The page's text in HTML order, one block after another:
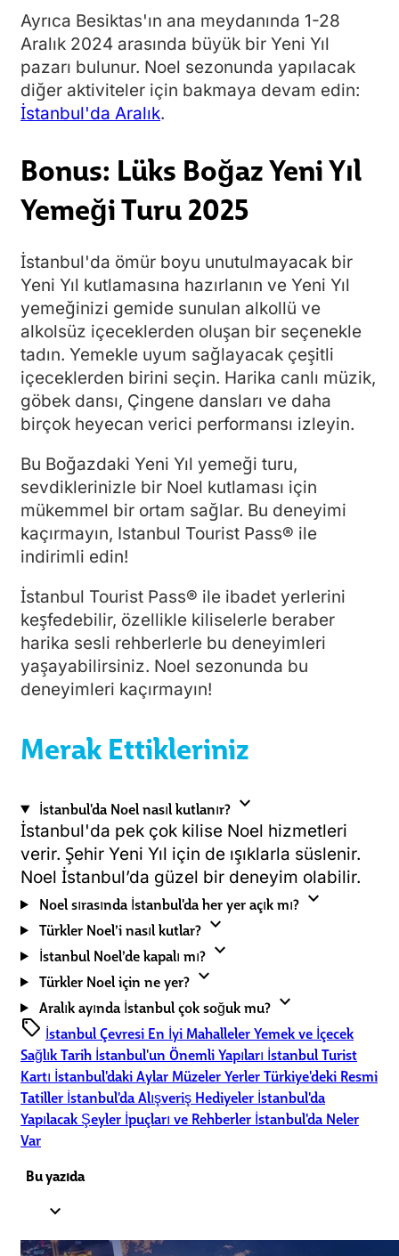
Ayrıca Besiktas'ın ana meydanında 1-28
Aralık 2024 arasında büyük bir Yeni Yıl
pazarı bulunur. Noel sezonunda yapılacak
diğer aktiviteler için bakmaya devam edin:
İstanbul'da Aralık.
Bonus: Lüks Boğaz Yeni Yıl
Yemeği Turu 2025
İstanbul'da ömür boyu unutulmayacak bir
Yeni Yıl kutlamasına hazırlanın ve Yeni Yıl
yemeğinizi gemide sunulan alkollü ve
alkolsüz içeceklerden oluşan bir seçenekle
tadın. Yemekle uyum sağlayacak çeşitli
içeceklerden birini seçin. Harika canlı müzik,
göbek dansı, Çingene dansları ve daha
birçok heyecan verici performansı izleyin.
Bu Boğazdaki Yeni Yıl yemeği turu,
sevdiklerinizle bir Noel kutlaması için
mükemmel bir ortam sağlar. Bu deneyimi
kaçırmayın, Istanbul Tourist Pass® ile
indirimli edin!
İstanbul Tourist Pass® ile ibadet yerlerini
keşfedebilir, özellikle kiliselerle beraber
harika sesli rehberlerle bu deneyimleri
yaşayabilirsiniz. Noel sezonunda bu
deneyimleri kaçırmayın!
Merak Ettikleriniz
İstanbul'da Noel nasıl kutlanır? expand_more
İstanbul'da pek çok kilise Noel hizmetleri
verir. Şehir Yeni Yıl için de ışıklarla süslenir.
Noel İstanbul’da güzel bir deneyim olabilir.
Noel sırasında İstanbul'da her yer açık mı? expand_more
Türkler Noel’i nasıl kutlar? expand_more
İstanbul Noel’de kapalı mı? expand_more
Türkler Noel için ne yer? expand_more
Aralık ayında İstanbul çok soğuk mu? expand_more
sell İstanbul Çevresi En İyi MahallelerYemek ve İçecek
SağlıkTarih İstanbul'un Önemli Yapıları İstanbul Turist
Kartı İstanbul'daki Aylar MüzelerYerlerTürkiye'deki Resmi
Tatiller İstanbul'da Alışveriş Hediyeler İstanbul'da
Yapılacak Şeyler İpuçları ve Rehberler İstanbul'da Neler
Var
Bu yazıda
expand_less
1.İstanbul'da 2024 Noel Sezonu Hava Durumu